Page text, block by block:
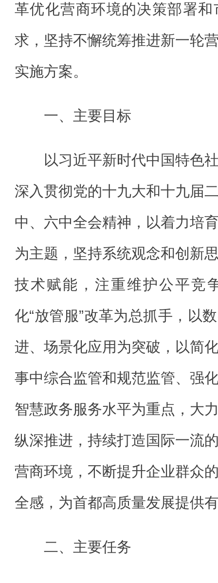
革优化营商环境的决策部署
求，坚持不懈统筹推进新一轮
实施方案。
一、主要目标
以习近平新时代中国特色
深入贯彻党的十九大和十九届
中、六中全会精神，以着力培
为主题，坚持系统观念和创新
技术赋能，注重维护公平竞
化“放管服”改革为总抓手，以
进、场景化应用为突破，以简
事中综合监管和规范监管、强
智慧政务服务水平为重点，大
纵深推进，持续打造国际一流
营商环境，不断提升企业群众
全感，为首都高质量发展提供
二、主要任务